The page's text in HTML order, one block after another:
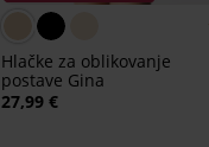
Hlačke za oblikovanje
postave Gina
27,99 €